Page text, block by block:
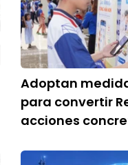
Adoptan
para convertir
acciones